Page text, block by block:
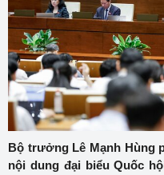
Bộ trưởng Lê Mạnh Hùng
nội dung đại biểu Quốc